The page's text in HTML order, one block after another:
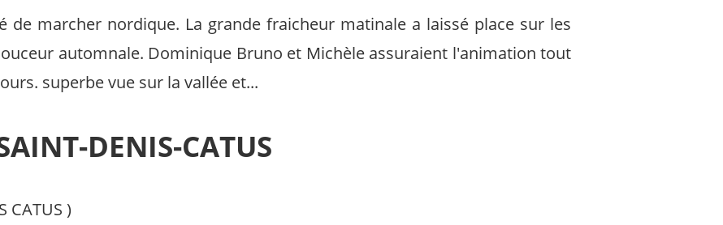
de marcher nordique. La grande fraicheur matinale a laissé place sur les
automnale. Dominique Bruno et Michèle assuraient l'animation tout
superbe vue sur la vallée et...
DENIS-CATUS
CATUS )